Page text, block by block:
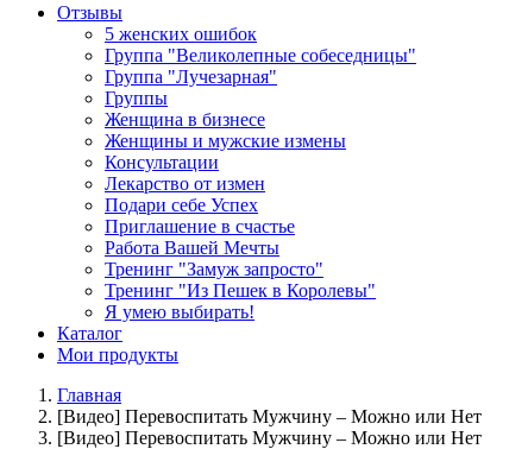
Отзывы
5 женских ошибок
Группа "Великолепные собеседницы"
Группа "Лучезарная"
Группы
Женщина в бизнесе
Женщины и мужские измены
Консультации
Лекарство от измен
Подари себе Успех
Приглашение в счастье
Работа Вашей Мечты
Тренинг "Замуж запросто"
Тренинг "Из Пешек в Королевы"
Я умею выбирать!
Каталог
Мои продукты
Главная
[Видео] Перевоспитать Мужчину – Можно или Нет
[Видео] Перевоспитать Мужчину – Можно или Нет